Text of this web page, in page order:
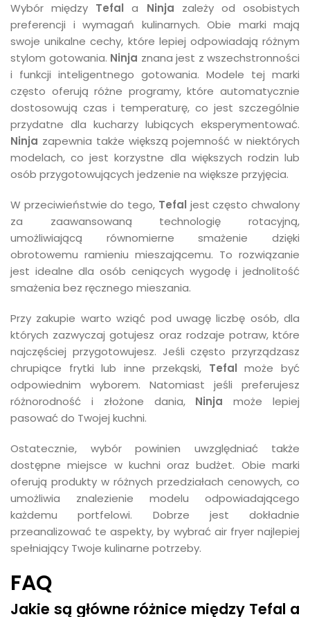
Wybór między Tefal a Ninja zależy od osobistych
preferencji i wymagań kulinarnych. Obie marki mają
swoje unikalne cechy, które lepiej odpowiadają różnym
stylom gotowania. Ninja znana jest z wszechstronności
i funkcji inteligentnego gotowania. Modele tej marki
często oferują różne programy, które automatycznie
dostosowują czas i temperaturę, co jest szczególnie
przydatne dla kucharzy lubiących eksperymentować.
Ninja zapewnia także większą pojemność w niektórych
modelach, co jest korzystne dla większych rodzin lub
osób przygotowujących jedzenie na większe przyjęcia.
W przeciwieństwie do tego, Tefal jest często chwalony
za zaawansowaną technologię rotacyjną,
umożliwiającą równomierne smażenie dzięki
obrotowemu ramieniu mieszającemu. To rozwiązanie
jest idealne dla osób ceniących wygodę i jednolitość
smażenia bez ręcznego mieszania.
Przy zakupie warto wziąć pod uwagę liczbę osób, dla
których zazwyczaj gotujesz oraz rodzaje potraw, które
najczęściej przygotowujesz. Jeśli często przyrządzasz
chrupiące frytki lub inne przekąski, Tefal może być
odpowiednim wyborem. Natomiast jeśli preferujesz
różnorodność i złożone dania, Ninja może lepiej
pasować do Twojej kuchni.
Ostatecznie, wybór powinien uwzględniać także
dostępne miejsce w kuchni oraz budżet. Obie marki
oferują produkty w różnych przedziałach cenowych, co
umożliwia znalezienie modelu odpowiadającego
każdemu portfelowi. Dobrze jest dokładnie
przeanalizować te aspekty, by wybrać air fryer najlepiej
spełniający Twoje kulinarne potrzeby.
FAQ
Jakie są główne różnice między Tefal a